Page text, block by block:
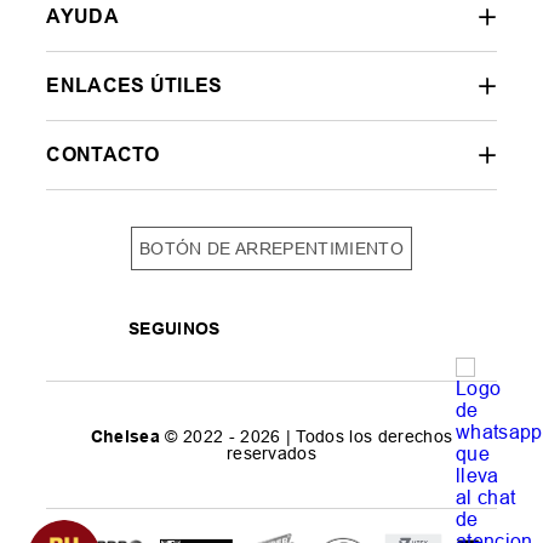
AYUDA
ENLACES ÚTILES
CONTACTO
BOTÓN DE ARREPENTIMIENTO
SEGUINOS
Chelsea © 2022 - 2026 | Todos los derechos
reservados